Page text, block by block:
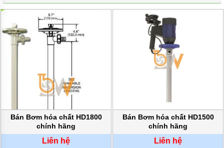
BƠM
KHÍ
NÉN
THẢI
BƠM
Bán Bơm hóa chất HD1800
chính hãng
Liên hệ
Bán Bơm hóa chất HD1500
chính hãng
Liên hệ